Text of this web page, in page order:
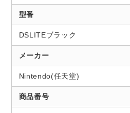
型番
DSLITEブラック
メーカー
Nintendo(任天堂)
商品番号